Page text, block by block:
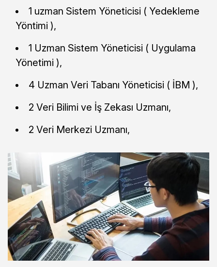
1 uzman Sistem Yöneticisi ( Yedekleme
Yöntimi ),
1 Uzman Sistem Yöneticisi ( Uygulama
Yönetimi ),
4 Uzman Veri Tabanı Yöneticisi ( İBM ),
2 Veri Bilimi ve İş Zekası Uzmanı,
2 Veri Merkezi Uzmanı,